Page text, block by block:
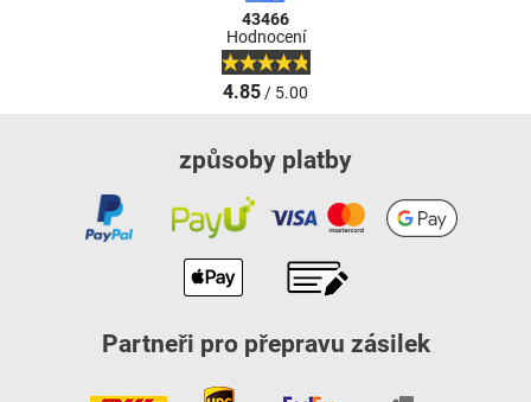
43466
Hodnocení
4.85/ 5.00
způsoby platby
Partneři pro přepravu zásilek